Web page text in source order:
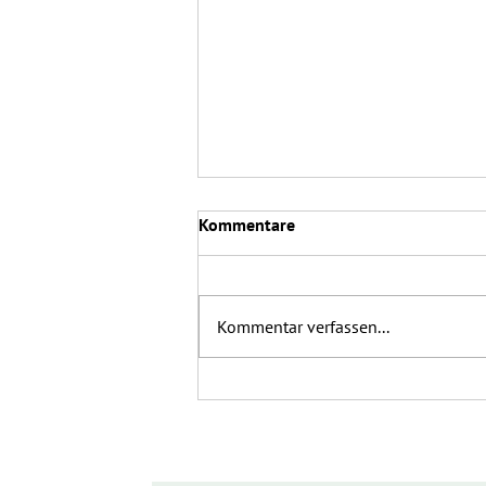
Kommentare
Kommentar verfassen...